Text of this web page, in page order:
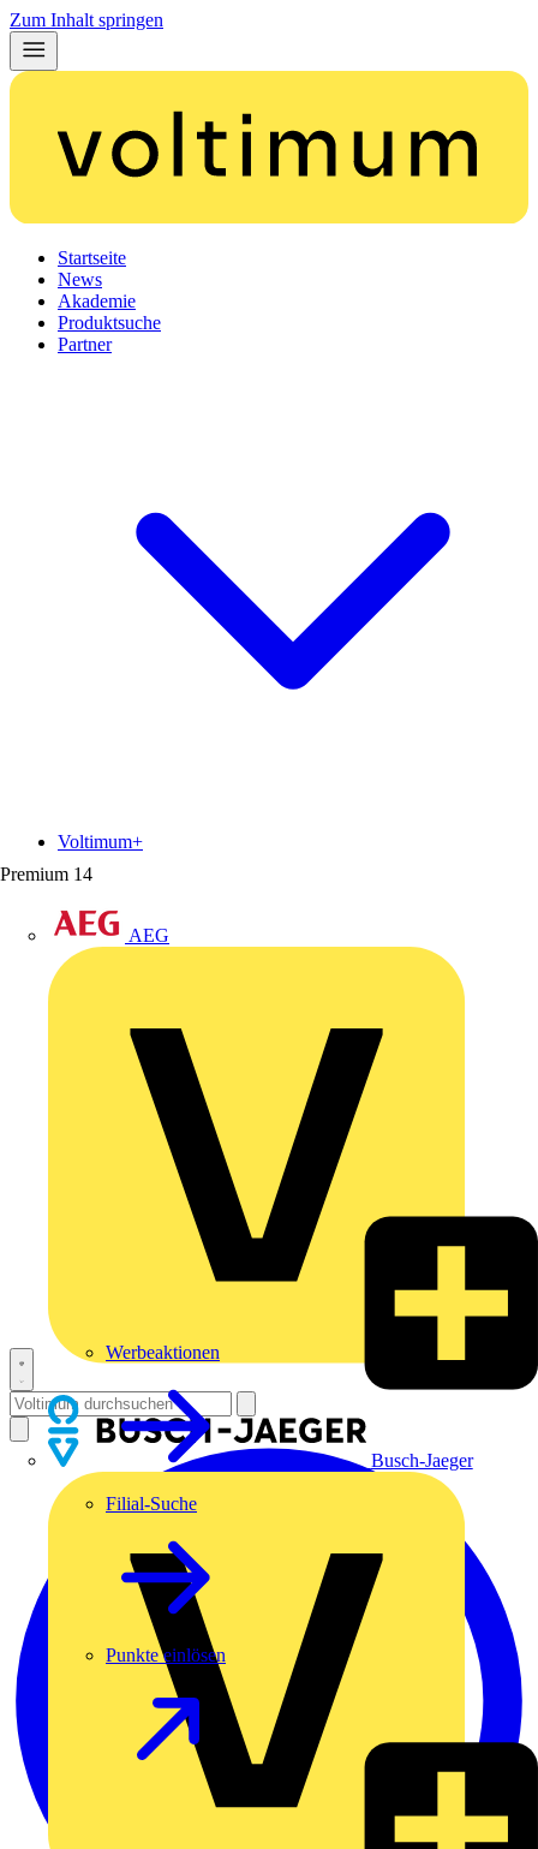
Zum Inhalt springen
Startseite
News
Akademie
Produktsuche
Partner
Premium 14
AEG
Busch-Jaeger
Voltimum+
Werbeaktionen
Filial-Suche
Punkte einlösen